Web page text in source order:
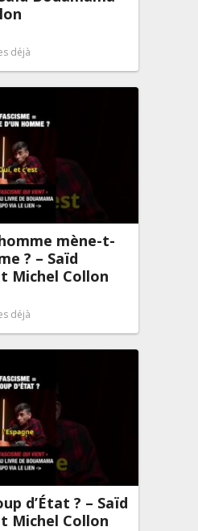
déjà
mène-t-
? – Saïd
Michel Collon
déjà
d’État ? – Saïd
Michel Collon